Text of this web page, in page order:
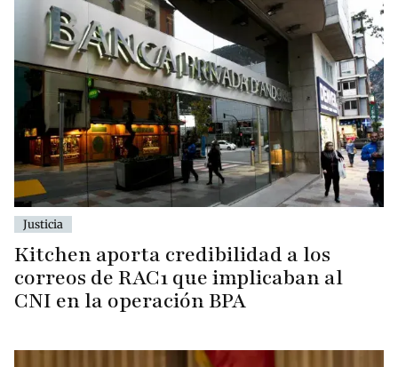
Justicia
Kitchen aporta credibilidad a los
correos de RAC1 que implicaban al
CNI en la operación BPA